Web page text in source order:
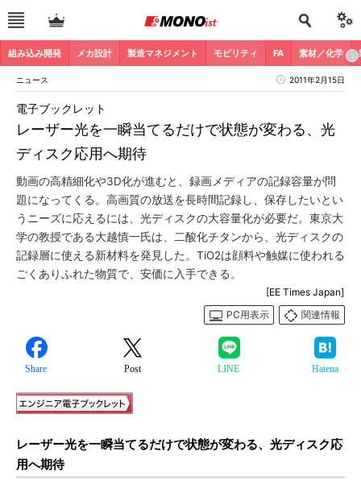
組み込み開発 メカ設計 製造マネジメント モビリティ FA 素材／化学
ニュース 2011年2月15日
レーザー光を一瞬当てるだけで状態が変わる、光
ディスク応用へ期待
電子ブックレット
動画の高精細化や3D化が進むと、録画メディアの記録容量が問
題になってくる。高画質の放送を長時間記録し、保存したいとい
うニーズに応えるには、光ディスクの大容量化が必要だ。東京大
学の教授である大越慎一氏は、二酸化チタンから、光ディスクの
記録層に使える新材料を発見した。TiO2は顔料や触媒に使われる
ごくありふれた物質で、安価に入手できる。
[EE Times Japan]
PC用表示
関連情報
Share Post LINE Hatena
レーザー光を一瞬当てるだけで状態が変わる、光ディスク応
用へ期待